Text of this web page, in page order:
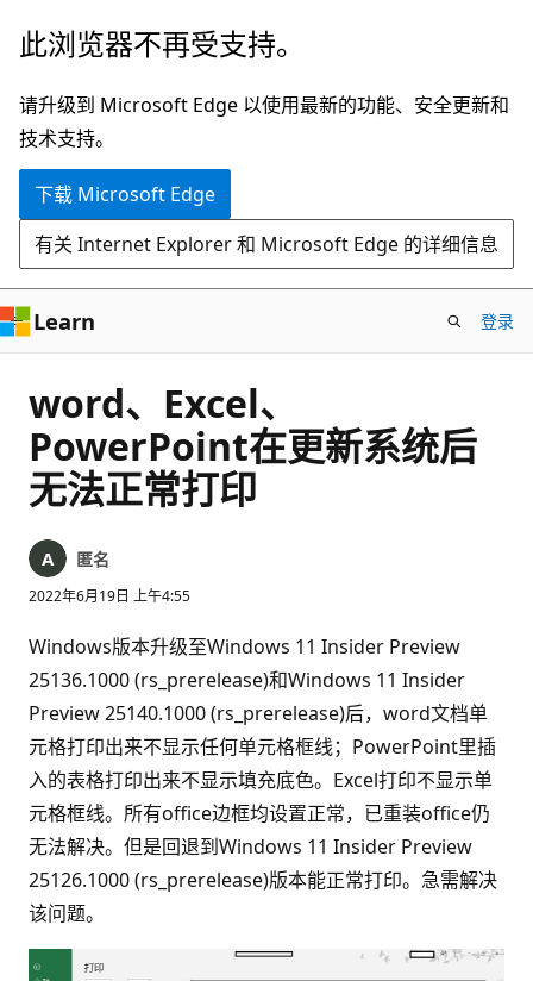
跳
主
要
内
此浏览器不再受支持。
请升级到 Microsoft Edge 以使用最新的功能、安全更新和
技术支持。
下载 Microsoft Edge
有关 Internet Explorer 和 Microsoft Edge 的详细信息
Learn 登录
word、Excel、
PowerPoint在更新系统后
无法正常打印
匿名
2022年6月19日 上午4:55
Windows版本升级至Windows 11 Insider Preview
25136.1000 (rs_prerelease)和Windows 11 Insider
Preview 25140.1000 (rs_prerelease)后，word文档单
元格打印出来不显示任何单元格框线；PowerPoint里插
入的表格打印出来不显示填充底色。Excel打印不显示单
元格框线。所有office边框均设置正常，已重装office仍
无法解决。但是回退到Windows 11 Insider Preview
25126.1000 (rs_prerelease)版本能正常打印。急需解决
该问题。